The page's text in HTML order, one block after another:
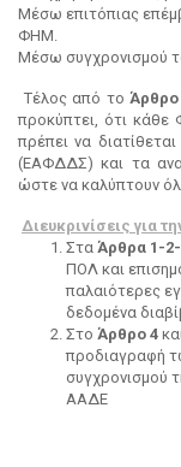
Μέσω επιτόπιας
ΦΗΜ.
Μέσω συγχρονισμού
Τέλος από το
προκύπτει, ότι
πρέπει να
(ΕΑΦΔΔΣ) και τα
ώστε να καλύπτουν
Διευκρινίσεις για
Στα Άρθρα 1-
ΠΟΛ και
παλαιότερες
δεδομένα
Στο Άρθρο 4
προδιαγραφή
συγχρονισμού
ΑΑΔΕ